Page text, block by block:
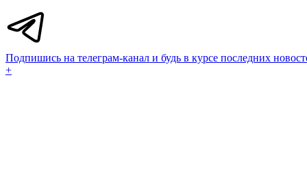
Подпишись на телеграм-канал и будь в курсе последних
+